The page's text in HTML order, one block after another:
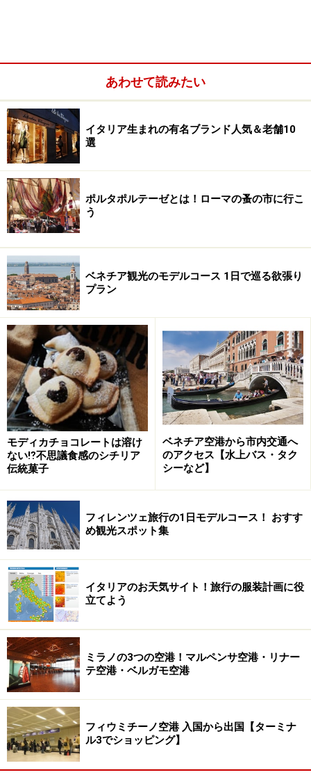
大勢の子供に囲まれるプルチネッラ人形（La Scarabattola
製）（撮影：河村英和）
名の由来は、ナポリ近郊の町アチェッラ（Acerra）に住
む農民プッチョ・ダニエッロから転じたものと言われ、
そのためアチェッラには、
プルチネッラ博物館がありま
す。また演劇史上のプルチネッラといえば、ルネッサン
ス時代の仮面で行う即興劇、コメディア・デラルテの道
化役です。コメディア・デラルテといえばヴェネツィア
で盛んですが、ナポリのプルチネッラとは、顔つきが全
く異なります。この二つは、むしろ別人と考えてよいく
ナポリのプルチネッラは、あまり長くないのに、ヴェネ
ツィアのは怪物みたいにやたらと長く、先が細くなって
いるのもあります。さらにヴェネツィアのプルチネッラ
の襟は、襞がしっかりしていてピエロの襟みたいです
が、ナポリのプルチネッラの襟はないこともあり、あっ
てもヨレヨレです。
サン・グレゴリオ・アルメーノ通りの軒先に並ぶプルチネッ
ラ人形各種（撮影：河村英和）
さらに、ヴェネツィアのプルチネッラの帽子は長い筒形
である一方、ナポリのプルチネッラのはヨレヨレ頭巾、
上着はボタンがたくさんあるものよりボタンなしが主
流、襟首をギャザーで締め、なかに赤いシャツを着てい
あわせて読みたい
イタリア生まれの有名ブランド人気＆老舗10
選
ポルタポルテーゼとは！ローマの蚤の市に行こ
う
ベネチア観光のモデルコース 1日で巡る欲張り
プラン
モディカチョコレートは溶け
ない⁉不思議食感のシチリア
伝統菓子
ベネチア空港から市内交通へ
のアクセス【水上バス・タク
シーなど】
フィレンツェ旅行の1日モデルコース！ おすす
め観光スポット集
イタリアのお天気サイト！旅行の服装計画に役
立てよう
ミラノの3つの空港！マルペンサ空港・リナー
テ空港・ベルガモ空港
フィウミチーノ空港 入国から出国【ターミナ
ル3でショッピング】